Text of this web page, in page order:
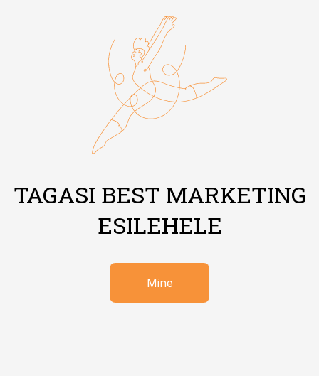
TAGASI BEST MARKETING
ESILEHELE
Mine